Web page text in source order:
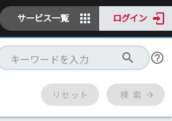
サービス一覧 ログイン
リセット 検 索